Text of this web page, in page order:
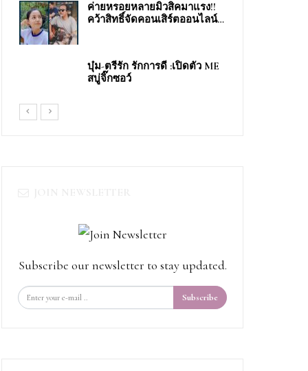
ค่ายหรอยหลายมิวสิคมาแรง!!
คว้าสิทธิ์จัดคอนเสิร์ตออนไลน์…
บุ๋ม-ตรีรัก รักการดี​ ​:เปิดตัว​ ME​
สบู่จิ๊ก​ซอว์​
Subscribe our newsletter to stay updated.
Subscribe